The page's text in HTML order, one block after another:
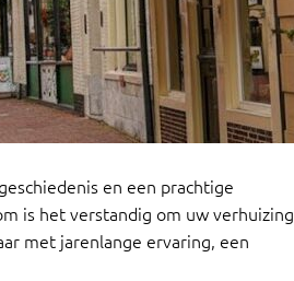
en een prachtige
is het verstandig om uw verhuizing
met jarenlange ervaring, een